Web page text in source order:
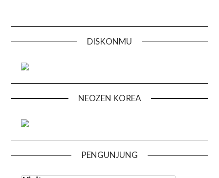
DISKONMU
NEOZEN KOREA
PENGUNJUNG